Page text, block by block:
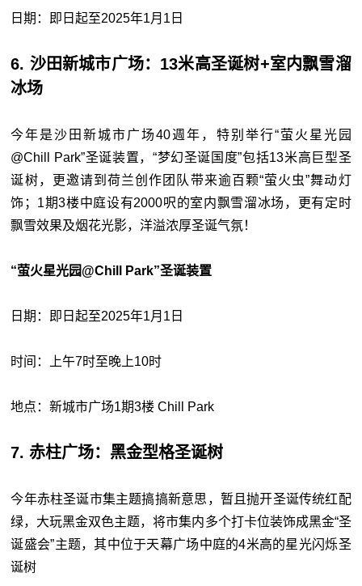
日期：即日起至2025年1月1日
6. 沙田新城市广场：13米高圣诞树+室内飘雪溜
冰场
今年是沙田新城市广场40週年，特别举行“萤火星光园
@Chill Park”圣诞装置，“梦幻圣诞国度”包括13米高巨型圣
诞树，更邀请到荷兰创作团队带来逾百颗“萤火虫”舞动灯
饰；1期3楼中庭设有2000呎的室内飘雪溜冰场，更有定时
飘雪效果及烟花光影，洋溢浓厚圣诞气氛！
“萤火星光园@Chill Park”圣诞装置
日期：即日起至2025年1月1日
时间：上午7时至晚上10时
地点：新城市广场1期3楼 Chill Park
7. 赤柱广场：黑金型格圣诞树
今年赤柱圣诞市集主题搞搞新意思，暂且抛开圣诞传统红配
绿，大玩黑金双色主题，将市集内多个打卡位装饰成黑金“圣
诞盛会”主题，其中位于天幕广场中庭的4米高的星光闪烁圣
诞树